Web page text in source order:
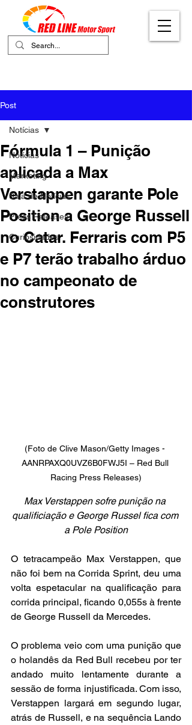
Post
Notícias
Marketing
Sala de Notícias
Press Releases
Curiosidades
Notícias
Fórmula 1 – Punição
aplicada a Max
Verstappen garante Pole
Position a George Russell
no Catar. Ferraris com P5
e P7 terão trabalho árduo
no campeonato de
construtores
(Foto de Clive Mason/Getty Images -
AANRPAXQ0UVZ6B0FWJ5I – Red Bull
Racing Press Releases)
Max Verstappen sofre punição na
qualificiação e George Russel fica com
a Pole Position
O tetracampeão Max Verstappen, que
não foi bem na Corrida Sprint, deu uma
volta espetacular na qualificação para
corrida principal, ficando 0,055s à frente
de George Russell da Mercedes.
O problema veio com uma punição que
o holandês da Red Bull recebeu por ter
andado muito lentamente durante a
sessão de forma injustificada. Com isso,
Verstappen largará em segundo lugar,
atrás de Russell, e na sequência Lando